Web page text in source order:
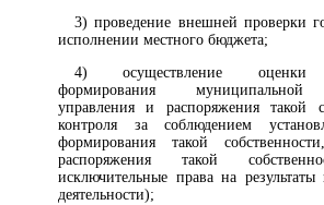
3) проведение внешней проверки
исполнении местного бюджета;
4) осуществление оценки
формирования муниципальной
управления и распоряжения такой
контроля за соблюдением
формирования такой
распоряжения такой
исключительные права на результаты
деятельности);